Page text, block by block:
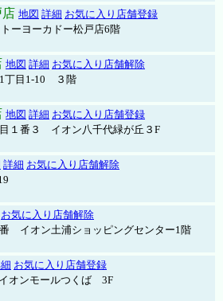
店 地図 詳細 お気に入り店舗登録
ーヨーカドー松戸店6階
地図 詳細 お気に入り店舗解除
丁目1-10 ３階
地図 詳細 お気に入り店舗登録
１番３ イオン八千代緑が丘３F
詳細 お気に入り店舗解除
お気に入り店舗解除
イオン土浦ショッピングセンター1階
お気に入り店舗登録
オンモールつくば 3F